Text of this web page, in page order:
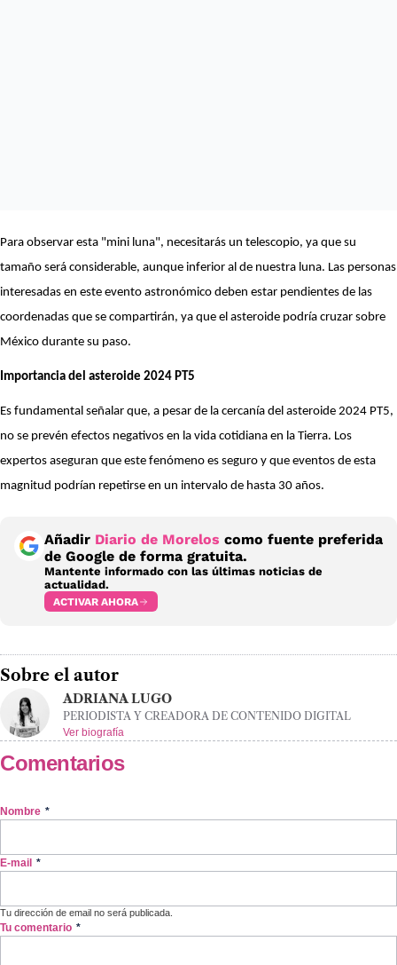
Para observar esta "mini luna", necesitarás un telescopio, ya que su
tamaño será considerable, aunque inferior al de nuestra luna. Las personas
interesadas en este evento astronómico deben estar pendientes de las
coordenadas que se compartirán, ya que el asteroide podría cruzar sobre
México durante su paso.
Importancia del asteroide 2024 PT5
Es fundamental señalar que, a pesar de la cercanía del asteroide 2024 PT5,
no se prevén efectos negativos en la vida cotidiana en la Tierra. Los
expertos aseguran que este fenómeno es seguro y que eventos de esta
magnitud podrían repetirse en un intervalo de hasta 30 años.
Añadir Diario de Morelos como fuente preferida
de Google de forma gratuita.
Mantente informado con las últimas noticias de
actualidad.
ACTIVAR AHORA
Sobre el autor
ADRIANA LUGO
PERIODISTA Y CREADORA DE CONTENIDO DIGITAL
Ver biografía
Comentarios
Nombre *
E-mail *
Tu dirección de email no será publicada.
Tu comentario *